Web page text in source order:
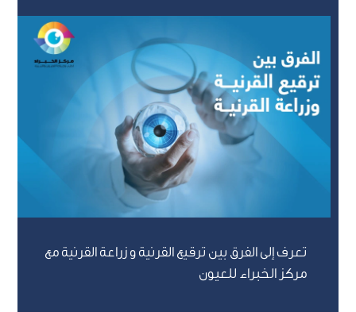
تعرف إلى الفرق بين ترقيع القرنية و زراعة القرنية مع
مركز الخبراء للعيون